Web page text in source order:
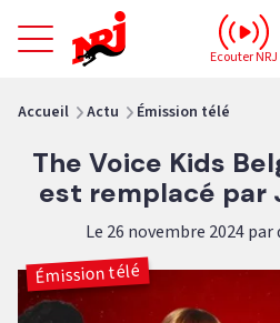
NRJ - Accueil
Ecouter NRJ
Accueil Actu Émission télé
The Voice Kids
est remplacé par
Le 26 novembre 2024
Émission télé